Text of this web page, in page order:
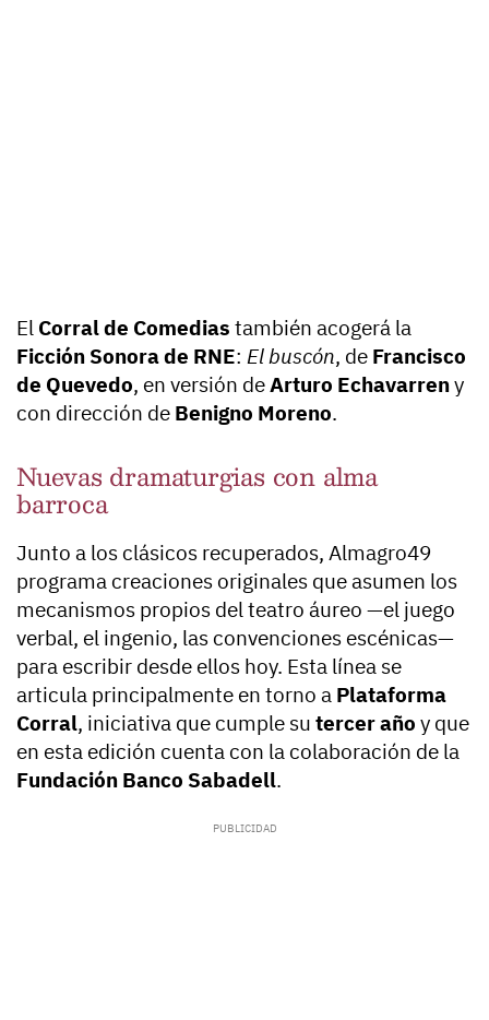
El Corral de Comedias también acogerá la
Ficción Sonora de RNE: El buscón, de Francisco
de Quevedo, en versión deArturo Echavarreny
con dirección de Benigno Moreno.
Nuevas dramaturgias con alma
barroca
Junto a los clásicos recuperados, Almagro49
programa creaciones originales que asumen los
mecanismos propios del teatro áureo —el juego
verbal, el ingenio, las convenciones escénicas—
para escribir desde ellos hoy. Esta línea se
articula principalmente en torno a Plataforma
Corral, iniciativa que cumple su tercer año y que
en esta edición cuenta con la colaboración de la
Fundación Banco Sabadell.